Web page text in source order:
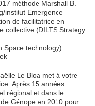
méthode Marshall B.
institut Emergence
de facilitatrice en
collective (DILTS Strategy
Space technology)
Le Bloa met à votre
Après 15 années
régional et dans le
Génope en 2010 pour